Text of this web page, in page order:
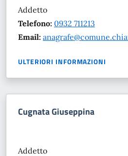
Addetto
Telefono: 0932 711213
Email:
ULTERIORI INFORMAZIONI
Cugnata Giuseppina
Addetto